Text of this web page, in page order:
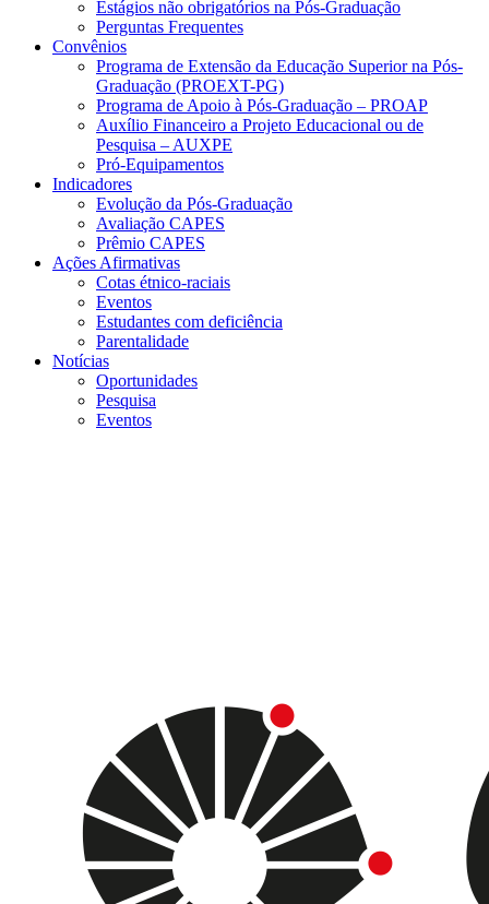
Estágios não obrigatórios na Pós-Graduação
Perguntas Frequentes
Convênios
Programa de Extensão da Educação Superior na Pós-
Graduação (PROEXT-PG)
Programa de Apoio à Pós-Graduação – PROAP
Auxílio Financeiro a Projeto Educacional ou de
Pesquisa – AUXPE
Pró-Equipamentos
Indicadores
Evolução da Pós-Graduação
Avaliação CAPES
Prêmio CAPES
Ações Afirmativas
Cotas étnico-raciais
Eventos
Estudantes com deficiência
Parentalidade
Notícias
Oportunidades
Pesquisa
Eventos